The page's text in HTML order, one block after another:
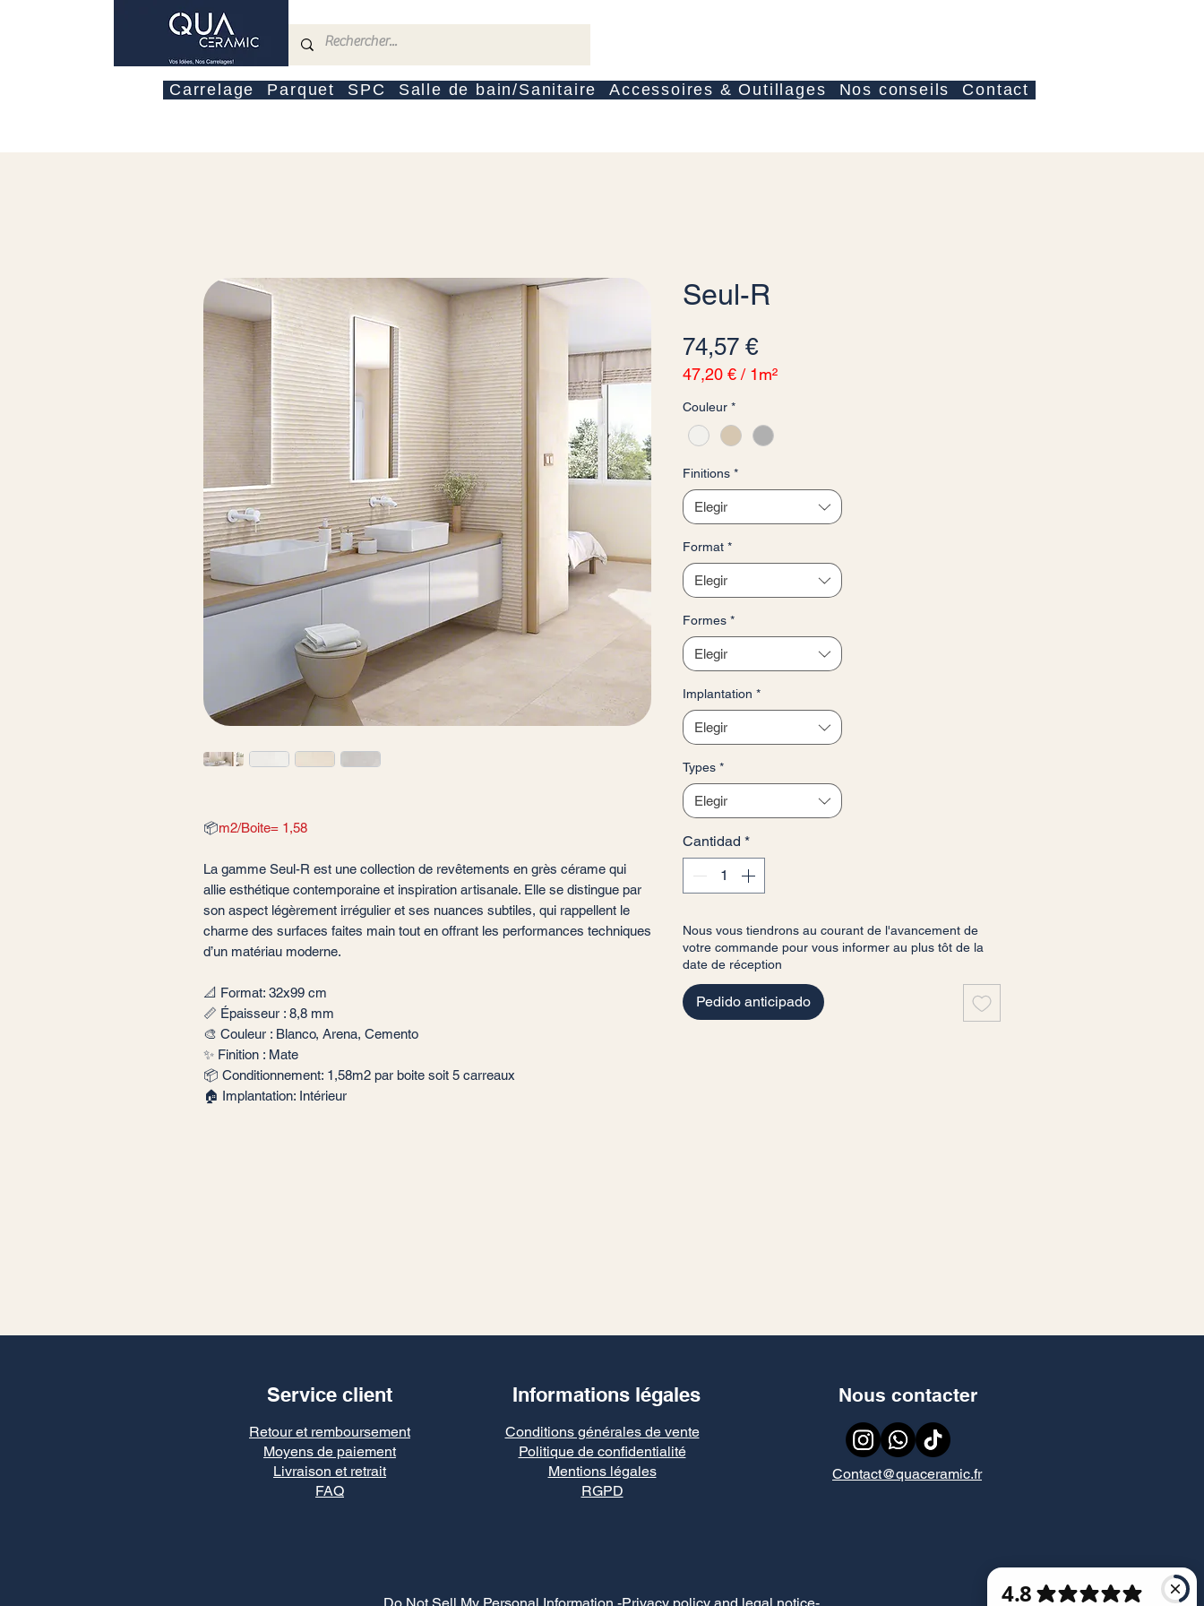
Carrelage Parquet SPC Salle de bain/Sanitaire Accessoires & Outillages Nos conseils Contact
📦m2/Boite= 1,58
La gamme Seul-R est une collection de revêtements en grès cérame qui
allie esthétique contemporaine et inspiration artisanale. Elle se distingue par
son aspect légèrement irrégulier et ses nuances subtiles, qui rappellent le
charme des surfaces faites main tout en offrant les performances techniques
d’un matériau moderne.
📐 Format: 32x99 cm
📏 Épaisseur : 8,8 mm
🎨 Couleur : Blanco, Arena, Cemento
✨ Finition : Mate
📦 Conditionnement: 1,58m2 par boite soit 5 carreaux
🏠 Implantation: Intérieur
Seul-R
74,57 €Precio
47,20 € / 1m²
por
1
cuadrado
Couleur *
Finitions *
Elegir
Format *
Elegir
Formes *
Elegir
Implantation *
Elegir
Types *
Elegir
Cantidad *
Nous vous tiendrons au courant de l'avancement de
votre commande pour vous informer au plus tôt de la
date de réception
Pedido anticipado
Service client Informations légales
Retour et remboursement
Moyens de paiement
Livraison et retrait
FAQ
Conditions générales de vente
Politique de confidentialité
Mentions légales
RGPD
Nous contacter
Contact@quaceramic.fr